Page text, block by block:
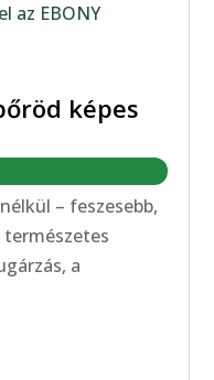
képes
– feszesebb,
természetes
a